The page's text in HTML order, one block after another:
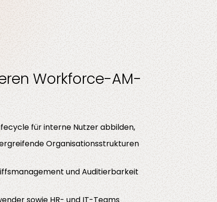
Workforce-AM-
für interne Nutzer abbilden,
Organisationsstrukturen
und Auditierbarkeit